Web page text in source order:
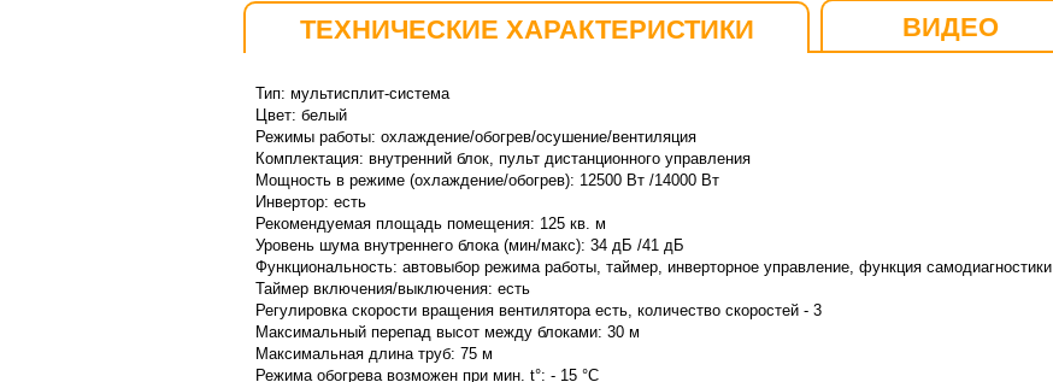
ТЕХНИЧЕСКИЕ ХАРАКТЕРИСТИКИ ВИДЕО
Тип: мультисплит-система
Цвет: белый
Режимы работы: охлаждение/обогрев/осушение/вентиляция
Комплектация: внутренний блок, пульт дистанционного управления
Мощность в режиме (охлаждение/обогрев): 12500 Вт /14000 Вт
Инвертор: есть
Рекомендуемая площадь помещения: 125 кв. м
Уровень шума внутреннего блока (мин/макс): 34 дБ /41 дБ
Функциональность: автовыбор режима работы, таймер, инверторное управление, функция самодиагностики
Таймер включения/выключения: есть
Регулировка скорости вращения вентилятора есть, количество скоростей - 3
Максимальный перепад высот между блоками: 30 м
Максимальная длина труб: 75 м
Режима обогрева возможен при мин. t°: - 15 °C